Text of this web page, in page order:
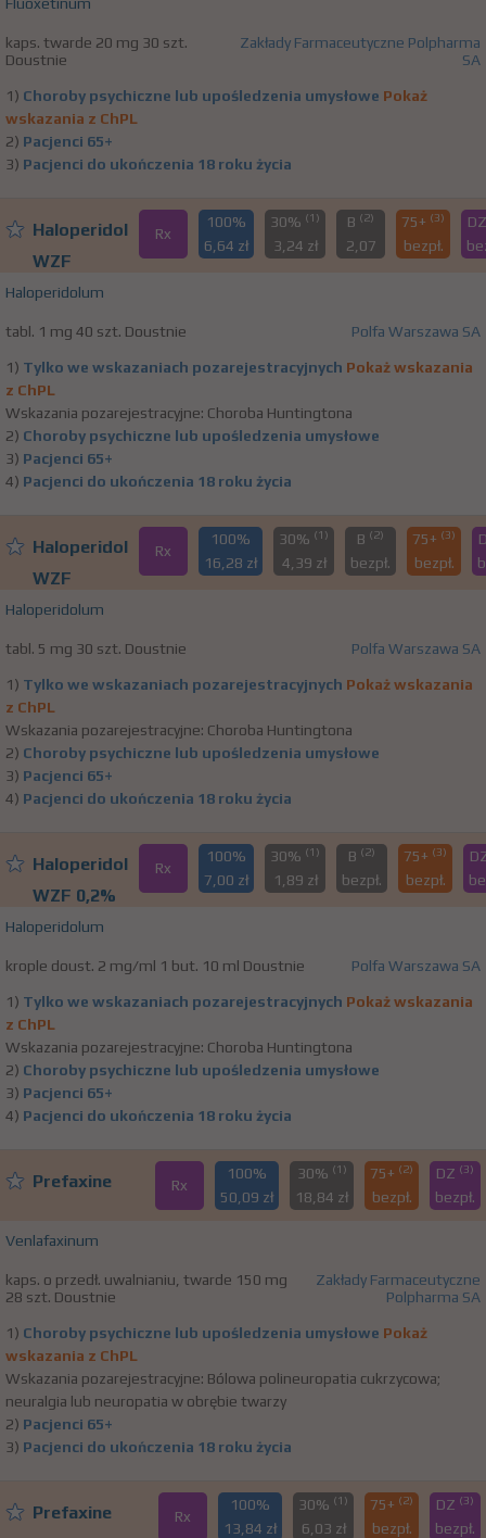
Fluoxetinum
kaps. twarde 20 mg 30 szt.
Doustnie
Zakłady Farmaceutyczne Polpharma
SA
1) Choroby psychiczne lub upośledzenia umysłowe Pokaż
wskazania z ChPL
2) Pacjenci 65+
3) Pacjenci do ukończenia 18 roku życia
Haloperidol
WZF
Rx
100%
6,64 zł
30% (1)
3,24 zł
B (2)
2,07
75+ (3)
bezpł.
Haloperidolum
tabl. 1 mg 40 szt. Doustnie Polfa Warszawa SA
1) Tylko we wskazaniach pozarejestracyjnych Pokaż wskazania
z ChPL
Wskazania pozarejestracyjne: Choroba Huntingtona
2) Choroby psychiczne lub upośledzenia umysłowe
3) Pacjenci 65+
4) Pacjenci do ukończenia 18 roku życia
Haloperidol
WZF
Rx
100%
16,28 zł
30% (1)
4,39 zł
B (2)
bezpł.
75+ (3)
bezpł.
Haloperidolum
tabl. 5 mg 30 szt. Doustnie Polfa Warszawa SA
1) Tylko we wskazaniach pozarejestracyjnych Pokaż wskazania
z ChPL
Wskazania pozarejestracyjne: Choroba Huntingtona
2) Choroby psychiczne lub upośledzenia umysłowe
3) Pacjenci 65+
4) Pacjenci do ukończenia 18 roku życia
Haloperidol
WZF 0,2%
Rx
100%
7,00 zł
30% (1)
1,89 zł
B (2)
bezpł.
75+ (3)
bezpł.
Haloperidolum
krople doust. 2 mg/ml 1 but. 10 ml Doustnie Polfa Warszawa SA
1) Tylko we wskazaniach pozarejestracyjnych Pokaż wskazania
z ChPL
Wskazania pozarejestracyjne: Choroba Huntingtona
2) Choroby psychiczne lub upośledzenia umysłowe
3) Pacjenci 65+
4) Pacjenci do ukończenia 18 roku życia
Prefaxine Rx
100%
50,09 zł
30% (1)
18,84 zł
75+ (2)
bezpł.
DZ (3)
bezpł.
Venlafaxinum
kaps. o przedł. uwalnianiu, twarde 150 mg
28 szt. Doustnie
Zakłady Farmaceutyczne
Polpharma SA
1) Choroby psychiczne lub upośledzenia umysłowe Pokaż
wskazania z ChPL
Wskazania pozarejestracyjne: Bólowa polineuropatia cukrzycowa;
neuralgia lub neuropatia w obrębie twarzy
2) Pacjenci 65+
3) Pacjenci do ukończenia 18 roku życia
Prefaxine Rx
100%
13,84 zł
30% (1)
6,03 zł
75+ (2)
bezpł.
DZ (3)
bezpł.